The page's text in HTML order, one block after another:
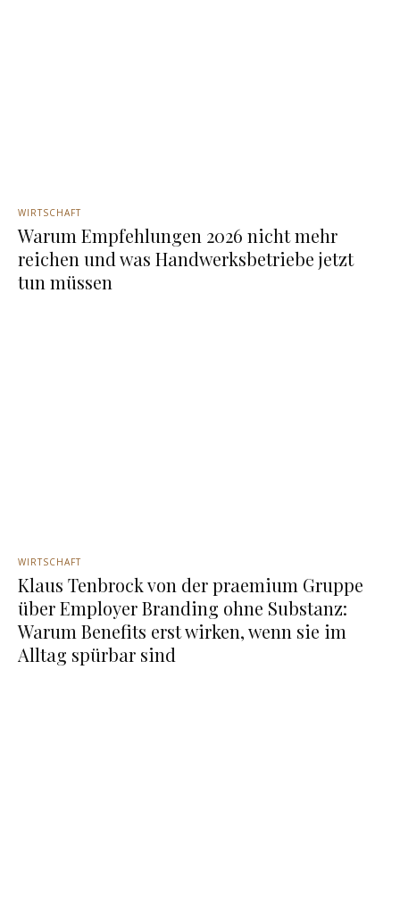
WIRTSCHAFT
Warum Empfehlungen 2026 nicht mehr
reichen und was Handwerksbetriebe jetzt
tun müssen
WIRTSCHAFT
Klaus Tenbrock von der praemium Gruppe
über Employer Branding ohne Substanz:
Warum Benefits erst wirken, wenn sie im
Alltag spürbar sind